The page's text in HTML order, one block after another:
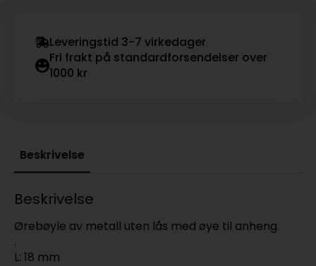
Leveringstid 3-7 virkedager
Fri frakt på standardforsendelser over
1000 kr
Beskrivelse
Beskrivelse
Ørebøyle av metall uten lås med øye til anheng.
.
L: 18 mm